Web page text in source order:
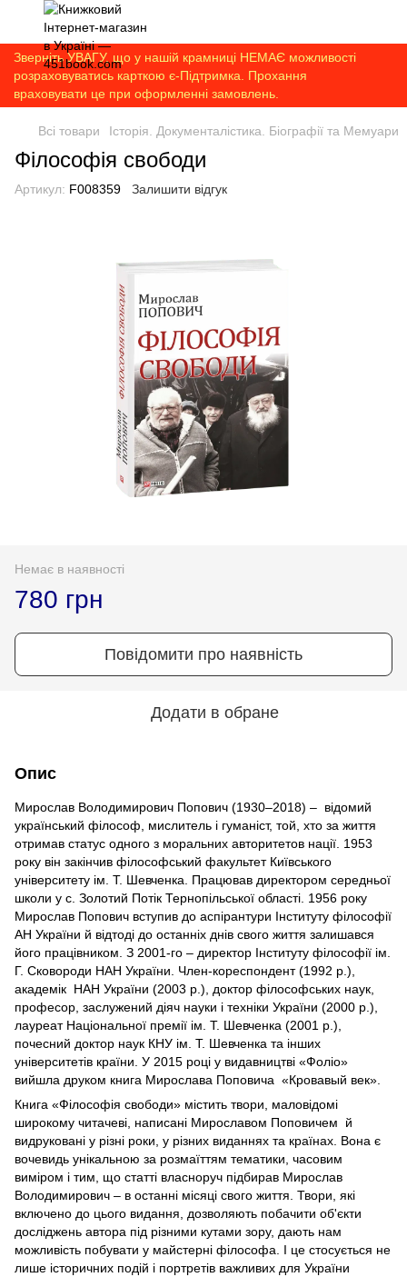
Зверніть УВАГУ, що у нашій крамниці НЕМАЄ можливості
розраховуватись карткою є-Підтримка. Прохання
враховувати це при оформленні замовлень.
Всі товари Історія. Документалістика. Біографії та Мемуари
Філософія свободи
Артикул: F008359 Залишити відгук
Немає в наявності
780 грн
Повідомити про наявність
Додати в обране
Опис
Мирослав Володимирович Попович (1930–2018) – відомий
український філософ, мислитель і гуманіст, той, хто за життя
отримав статус одного з моральних авторитетов нації. 1953
року він закінчив філософський факультет Київського
університету ім. Т. Шевченка. Працював директором середньої
школи у с. Золотий Потік Тернопільської області. 1956 року
Мирослав Попович вступив до аспірантури Інституту філософії
АН України й відтоді до останніх днів свого життя залишався
його працівником. З 2001-го – директор Інституту філософії ім.
Г. Сковороди НАН України. Член-кореспондент (1992 р.),
академік НАН України (2003 р.), доктор філософських наук,
професор, заслужений діяч науки і техніки України (2000 р.),
лауреат Національної премії ім. Т. Шевченка (2001 р.),
почесний доктор наук КНУ ім. Т. Шевченка та інших
університетів країни. У 2015 році у видавництві «Фоліо»
вийшла друком книга Мирослава Поповича «Кровавый век».
Книга «Філософія свободи» містить твори, маловідомі
широкому читачеві, написані Мирославом Поповичем й
видруковані у різні роки, у різних виданнях та країнах. Вона є
вочевидь унікальною за розмаїттям тематики, часовим
виміром і тим, що статті власноруч підбирав Мирослав
Володимирович – в останні місяці свого життя. Твори, які
включено до цього видання, дозволяють побачити об'єкти
досліджень автора під різними кутами зору, дають нам
можливість побувати у майстерні філософа. І це стосується не
лише історичних подій і портретів важливих для України